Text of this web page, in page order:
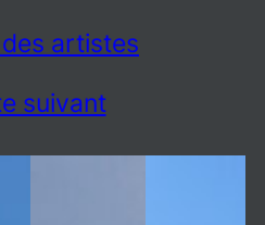
artistes
suivant